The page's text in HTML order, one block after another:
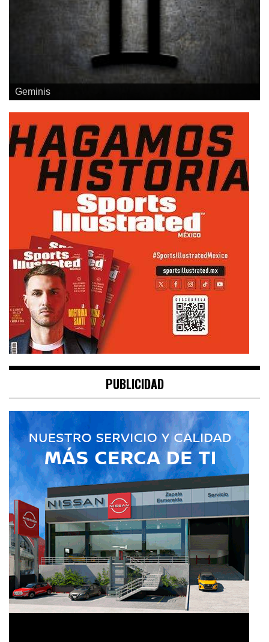
Geminis
PUBLICIDAD